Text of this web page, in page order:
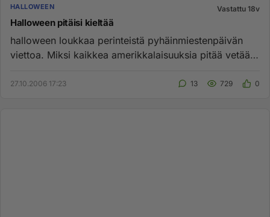
HALLOWEEN Vastattu 18v
Halloween pitäisi kieltää
halloween loukkaa perinteistä pyhäinmiestenpäivän
viettoa. Miksi kaikkea amerikkalaisuuksia pitää vetää
27.10.2006 17:23 13 729 0